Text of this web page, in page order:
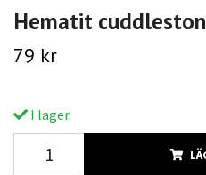
Hematit
79 kr
I lager.